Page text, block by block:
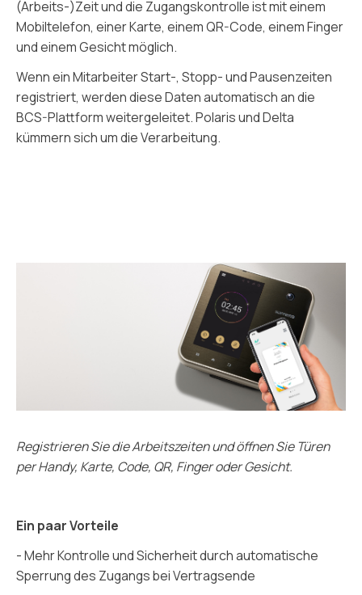
(Arbeits-)Zeit und die Zugangskontrolle ist mit einem
Mobiltelefon, einer Karte, einem QR-Code, einem Finger
und einem Gesicht möglich.
Wenn ein Mitarbeiter Start-, Stopp- und Pausenzeiten
registriert, werden diese Daten automatisch an die
BCS-Plattform weitergeleitet. Polaris und Delta
kümmern sich um die Verarbeitung.
Registrieren Sie die Arbeitszeiten und öffnen Sie Türen
per Handy, Karte, Code, QR, Finger oder Gesicht.
Ein paar Vorteile
- Mehr Kontrolle und Sicherheit durch automatische
Sperrung des Zugangs bei Vertragsende